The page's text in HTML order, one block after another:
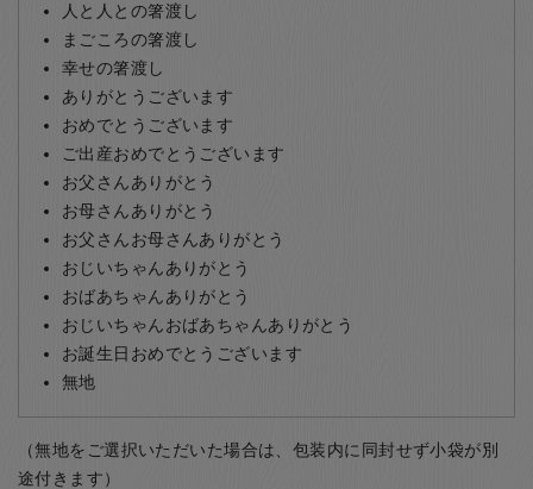
人と人との箸渡し
まごころの箸渡し
幸せの箸渡し
ありがとうございます
おめでとうございます
ご出産おめでとうございます
お父さんありがとう
お母さんありがとう
お父さんお母さんありがとう
おじいちゃんありがとう
おばあちゃんありがとう
おじいちゃんおばあちゃんありがとう
お誕生日おめでとうございます
無地
（無地をご選択いただいた場合は、包装内に同封せず小袋が別
途付きます）